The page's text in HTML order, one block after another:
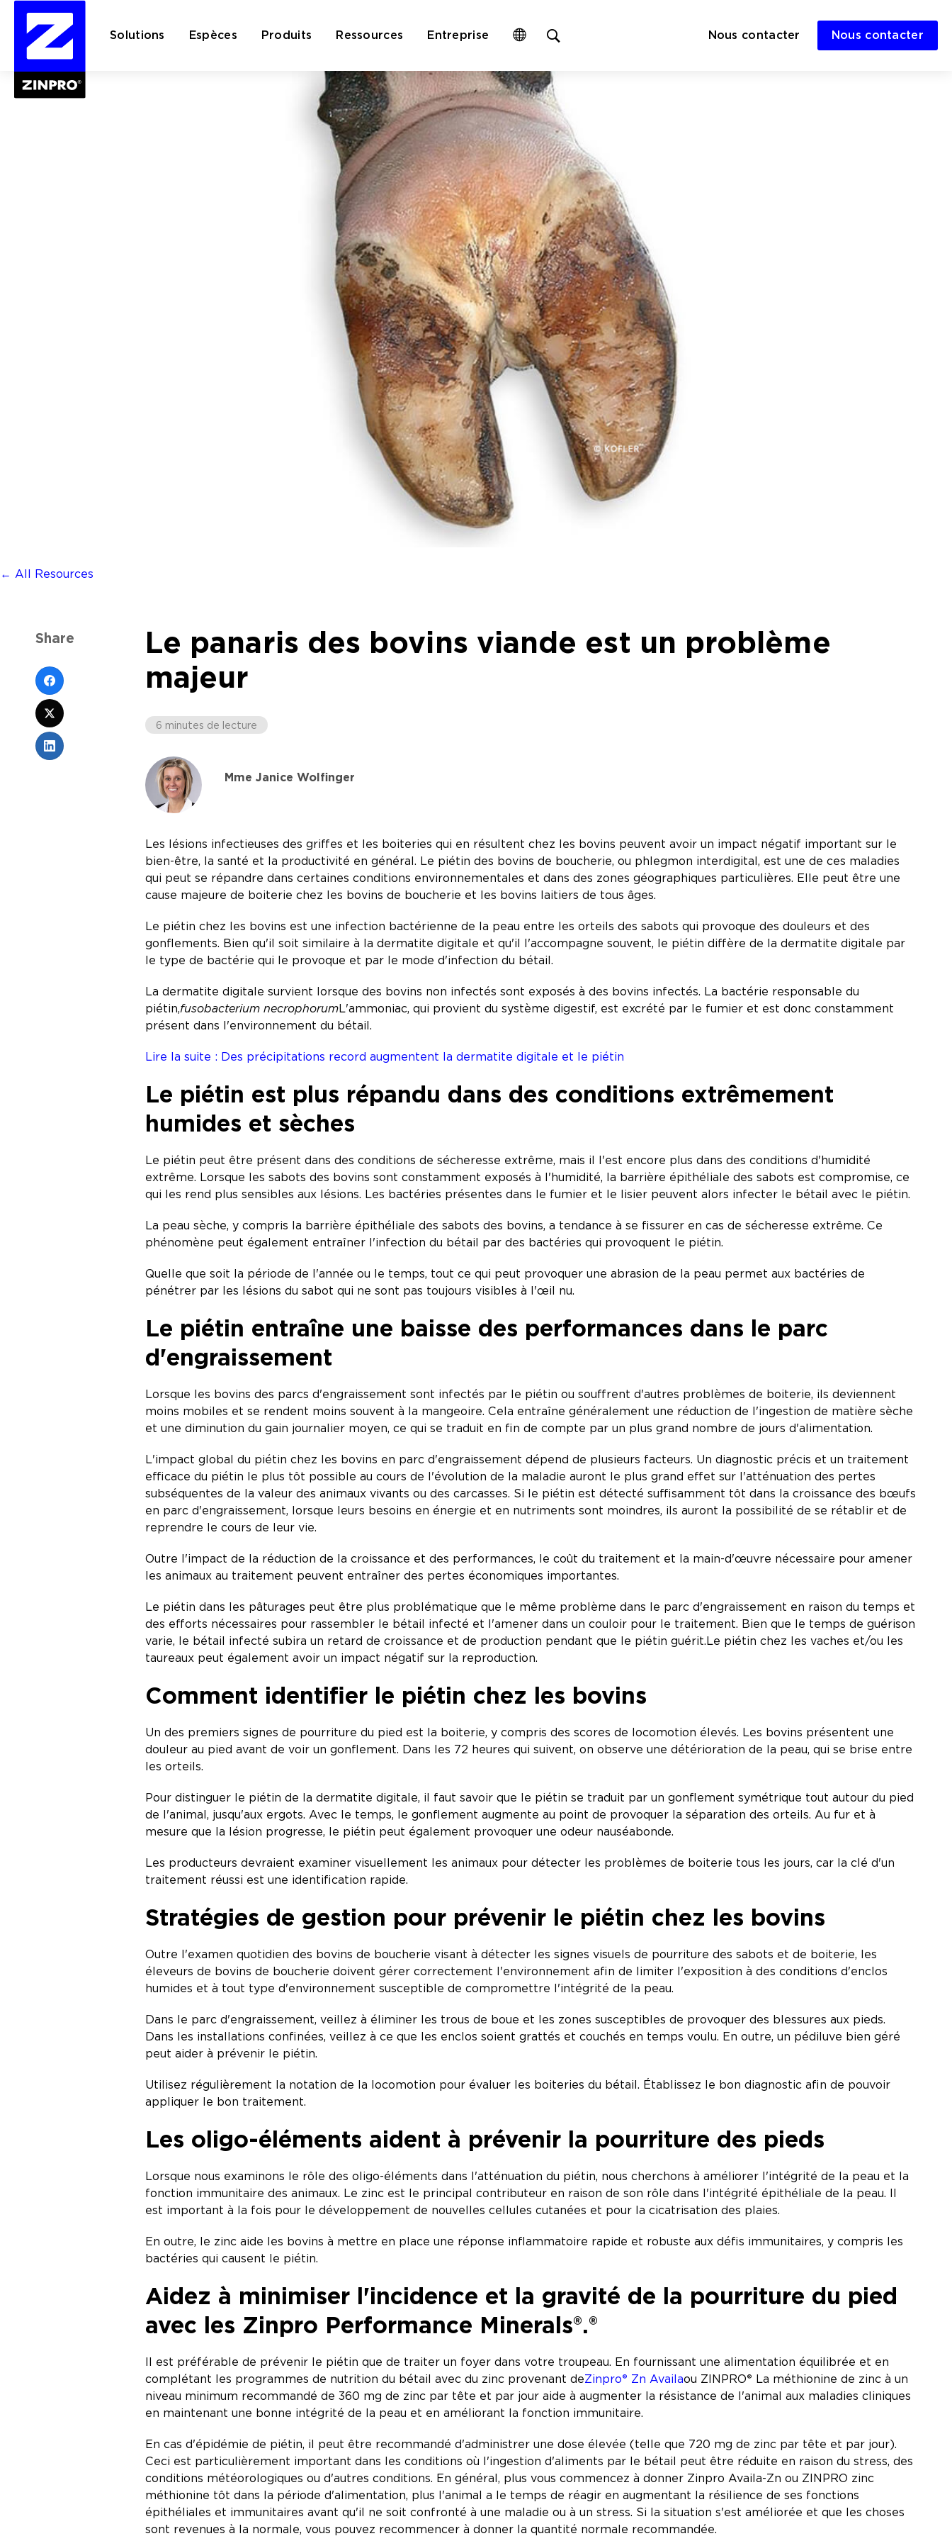
Solutions Espèces Produits Ressources Entreprise Nous contacter Nous contacter
← All Resources
Le panaris des bovins viande est un problème
majeur
6 minutes de lecture
Mme Janice Wolfinger
Les lésions infectieuses des griffes et les boiteries qui en résultent chez les bovins peuvent avoir un impact négatif important sur le
bien-être, la santé et la productivité en général. Le piétin des bovins de boucherie, ou phlegmon interdigital, est une de ces maladies
qui peut se répandre dans certaines conditions environnementales et dans des zones géographiques particulières. Elle peut être une
cause majeure de boiterie chez les bovins de boucherie et les bovins laitiers de tous âges.
Le piétin chez les bovins est une infection bactérienne de la peau entre les orteils des sabots qui provoque des douleurs et des
gonflements. Bien qu'il soit similaire à la dermatite digitale et qu'il l'accompagne souvent, le piétin diffère de la dermatite digitale par
le type de bactérie qui le provoque et par le mode d'infection du bétail.
La dermatite digitale survient lorsque des bovins non infectés sont exposés à des bovins infectés. La bactérie responsable du
piétin,fusobacterium necrophorumL'ammoniac, qui provient du système digestif, est excrété par le fumier et est donc constamment
présent dans l'environnement du bétail.
Lire la suite : Des précipitations record augmentent la dermatite digitale et le piétin
Le piétin est plus répandu dans des conditions extrêmement
humides et sèches
Le piétin peut être présent dans des conditions de sécheresse extrême, mais il l'est encore plus dans des conditions d'humidité
extrême. Lorsque les sabots des bovins sont constamment exposés à l'humidité, la barrière épithéliale des sabots est compromise, ce
qui les rend plus sensibles aux lésions. Les bactéries présentes dans le fumier et le lisier peuvent alors infecter le bétail avec le piétin.
La peau sèche, y compris la barrière épithéliale des sabots des bovins, a tendance à se fissurer en cas de sécheresse extrême. Ce
phénomène peut également entraîner l'infection du bétail par des bactéries qui provoquent le piétin.
Quelle que soit la période de l'année ou le temps, tout ce qui peut provoquer une abrasion de la peau permet aux bactéries de
pénétrer par les lésions du sabot qui ne sont pas toujours visibles à l'œil nu.
Le piétin entraîne une baisse des performances dans le parc
d'engraissement
Lorsque les bovins des parcs d'engraissement sont infectés par le piétin ou souffrent d'autres problèmes de boiterie, ils deviennent
moins mobiles et se rendent moins souvent à la mangeoire. Cela entraîne généralement une réduction de l'ingestion de matière sèche
et une diminution du gain journalier moyen, ce qui se traduit en fin de compte par un plus grand nombre de jours d'alimentation.
L'impact global du piétin chez les bovins en parc d'engraissement dépend de plusieurs facteurs. Un diagnostic précis et un traitement
efficace du piétin le plus tôt possible au cours de l'évolution de la maladie auront le plus grand effet sur l'atténuation des pertes
subséquentes de la valeur des animaux vivants ou des carcasses. Si le piétin est détecté suffisamment tôt dans la croissance des bœufs
en parc d'engraissement, lorsque leurs besoins en énergie et en nutriments sont moindres, ils auront la possibilité de se rétablir et de
reprendre le cours de leur vie.
Outre l'impact de la réduction de la croissance et des performances, le coût du traitement et la main-d'œuvre nécessaire pour amener
les animaux au traitement peuvent entraîner des pertes économiques importantes.
Le piétin dans les pâturages peut être plus problématique que le même problème dans le parc d'engraissement en raison du temps et
des efforts nécessaires pour rassembler le bétail infecté et l'amener dans un couloir pour le traitement. Bien que le temps de guérison
varie, le bétail infecté subira un retard de croissance et de production pendant que le piétin guérit.Le piétin chez les vaches et/ou les
taureaux peut également avoir un impact négatif sur la reproduction.
Comment identifier le piétin chez les bovins
Un des premiers signes de pourriture du pied est la boiterie, y compris des scores de locomotion élevés. Les bovins présentent une
douleur au pied avant de voir un gonflement. Dans les 72 heures qui suivent, on observe une détérioration de la peau, qui se brise entre
les orteils.
Pour distinguer le piétin de la dermatite digitale, il faut savoir que le piétin se traduit par un gonflement symétrique tout autour du pied
de l'animal, jusqu'aux ergots. Avec le temps, le gonflement augmente au point de provoquer la séparation des orteils. Au fur et à
mesure que la lésion progresse, le piétin peut également provoquer une odeur nauséabonde.
Les producteurs devraient examiner visuellement les animaux pour détecter les problèmes de boiterie tous les jours, car la clé d'un
traitement réussi est une identification rapide.
Stratégies de gestion pour prévenir le piétin chez les bovins
Outre l'examen quotidien des bovins de boucherie visant à détecter les signes visuels de pourriture des sabots et de boiterie, les
éleveurs de bovins de boucherie doivent gérer correctement l'environnement afin de limiter l'exposition à des conditions d'enclos
humides et à tout type d'environnement susceptible de compromettre l'intégrité de la peau.
Dans le parc d'engraissement, veillez à éliminer les trous de boue et les zones susceptibles de provoquer des blessures aux pieds.
Dans les installations confinées, veillez à ce que les enclos soient grattés et couchés en temps voulu. En outre, un pédiluve bien géré
peut aider à prévenir le piétin.
Utilisez régulièrement la notation de la locomotion pour évaluer les boiteries du bétail. Établissez le bon diagnostic afin de pouvoir
appliquer le bon traitement.
Les oligo-éléments aident à prévenir la pourriture des pieds
Lorsque nous examinons le rôle des oligo-éléments dans l'atténuation du piétin, nous cherchons à améliorer l'intégrité de la peau et la
fonction immunitaire des animaux. Le zinc est le principal contributeur en raison de son rôle dans l'intégrité épithéliale de la peau. Il
est important à la fois pour le développement de nouvelles cellules cutanées et pour la cicatrisation des plaies.
En outre, le zinc aide les bovins à mettre en place une réponse inflammatoire rapide et robuste aux défis immunitaires, y compris les
bactéries qui causent le piétin.
Aidez à minimiser l'incidence et la gravité de la pourriture du pied
avec les Zinpro Performance Minerals®.®
Il est préférable de prévenir le piétin que de traiter un foyer dans votre troupeau. En fournissant une alimentation équilibrée et en
complétant les programmes de nutrition du bétail avec du zinc provenant deZinpro® Zn Availaou ZINPRO® La méthionine de zinc à un
niveau minimum recommandé de 360 mg de zinc par tête et par jour aide à augmenter la résistance de l'animal aux maladies cliniques
en maintenant une bonne intégrité de la peau et en améliorant la fonction immunitaire.
En cas d'épidémie de piétin, il peut être recommandé d'administrer une dose élevée (telle que 720 mg de zinc par tête et par jour).
Ceci est particulièrement important dans les conditions où l'ingestion d'aliments par le bétail peut être réduite en raison du stress, des
conditions météorologiques ou d'autres conditions. En général, plus vous commencez à donner Zinpro Availa-Zn ou ZINPRO zinc
méthionine tôt dans la période d'alimentation, plus l'animal a le temps de réagir en augmentant la résilience de ses fonctions
épithéliales et immunitaires avant qu'il ne soit confronté à une maladie ou à un stress. Si la situation s'est améliorée et que les choses
sont revenues à la normale, vous pouvez recommencer à donner la quantité normale recommandée.
Share